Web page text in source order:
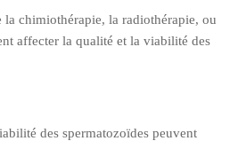
la chimiothérapie, la radiothérapie, ou
affecter la qualité et la viabilité des
des spermatozoïdes peuvent